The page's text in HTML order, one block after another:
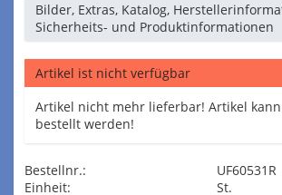
Bilder, Extras, Katalog,
Sicherheits- und Produktinformationen
Artikel ist nicht verfügbar
Artikel nicht mehr lieferbar! Artikel
bestellt werden!
Bestellnr.:
UF60531R
Einheit:
St.